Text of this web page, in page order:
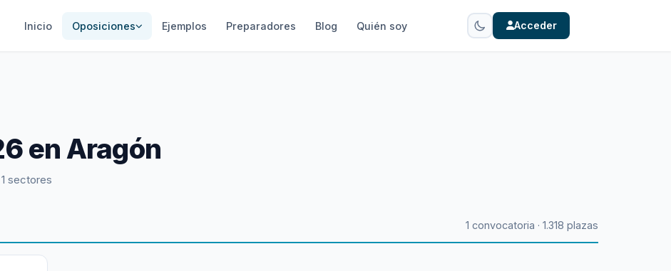
Inicio Oposiciones Ejemplos Preparadores Blog Quién soy Acceder
en Aragón
1 sectores
1 convocatoria · 1.318 plazas